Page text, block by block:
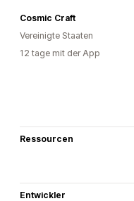
Cosmic Craft
Vereinigte Staaten
12 tage mit der App
Ressourcen
Entwickler